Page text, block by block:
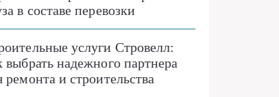
в составе перевозки
услуги Стровелл:
выбрать надежного партнера
ремонта и строительства